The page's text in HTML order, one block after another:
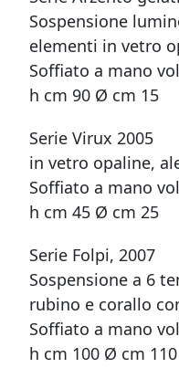
Sospensione
elementi in vetro
Soffiato a mano
h cm 90 Ø cm 15
Serie Virux 2005
in vetro opaline,
Soffiato a mano
h cm 45 Ø cm 25
Serie Folpi, 2007
Sospensione a 6
rubino e corallo
Soffiato a mano
h cm 100 Ø cm 110